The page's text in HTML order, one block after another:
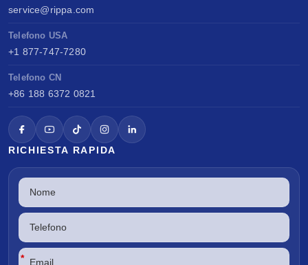
service@rippa.com
Telefono USA
+1 877-747-7280
Telefono CN
+86 188 6372 0821
RICHIESTA RAPIDA
*